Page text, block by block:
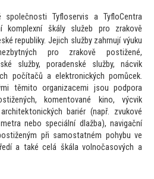
společnosti Tyfloservis a TyfloCentra
komplexní škály služeb pro zrakově
republiky. Jejich služby zahrnují výuku
pro zrakově postižené,
služby, poradenské služby, nácvik
počítačů a elektronických pomůcek.
těmito organizacemi jsou podpora
komentované kino, výcvik
tonických bariér (např. zvukové
nebo speciální dlažba), navigační
při samostatném pohybu ve
a také celá škála volnočasových a